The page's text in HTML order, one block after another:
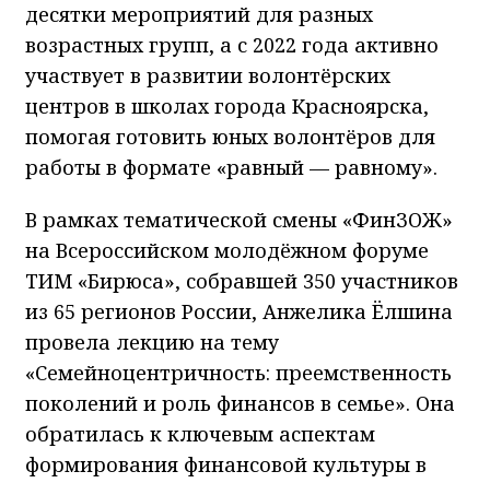
десятки мероприятий для разных
возрастных групп, а с 2022 года активно
участвует в развитии волонтёрских
центров в школах города Красноярска,
помогая готовить юных волонтёров для
работы в формате «равный — равному».
В рамках тематической смены «ФинЗОЖ»
на Всероссийском молодёжном форуме
ТИМ «Бирюса», собравшей 350 участников
из 65 регионов России, Анжелика Ёлшина
провела лекцию на тему
«Семейноцентричность: преемственность
поколений и роль финансов в семье». Она
обратилась к ключевым аспектам
формирования финансовой культуры в